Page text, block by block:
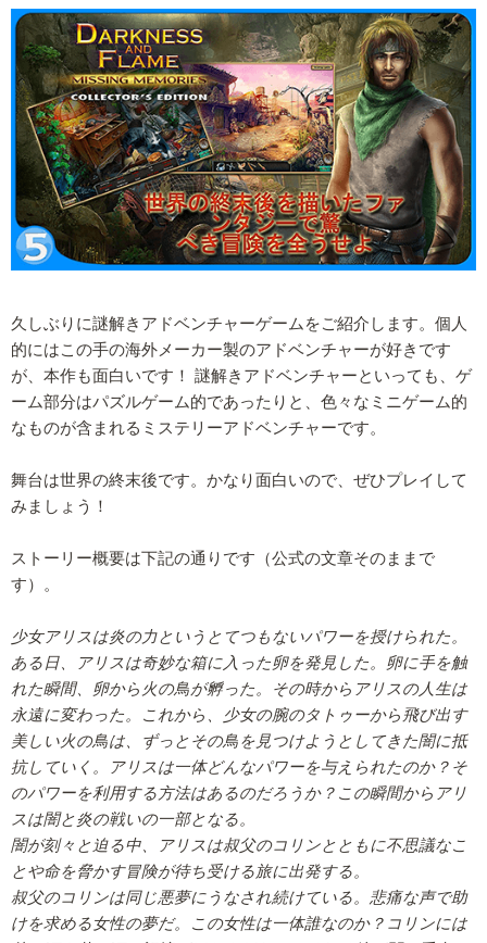
久しぶりに謎解きアドベンチャーゲームをご紹介します。個人
的にはこの手の海外メーカー製のアドベンチャーが好きです
が、本作も面白いです！ 謎解きアドベンチャーといっても、ゲ
ーム部分はパズルゲーム的であったりと、色々なミニゲーム的
なものが含まれるミステリーアドベンチャーです。
舞台は世界の終末後です。かなり面白いので、ぜひプレイして
みましょう！
ストーリー概要は下記の通りです（公式の文章そのままで
す）。
少女アリスは炎の力というとてつもないパワーを授けられた。
ある日、アリスは奇妙な箱に入った卵を発見した。卵に手を触
れた瞬間、卵から火の鳥が孵った。その時からアリスの人生は
永遠に変わった。これから、少女の腕のタトゥーから飛び出す
美しい火の鳥は、ずっとその鳥を見つけようとしてきた闇に抵
抗していく。アリスは一体どんなパワーを与えられたのか？そ
のパワーを利用する方法はあるのだろうか？この瞬間からアリ
スは闇と炎の戦いの一部となる。
闇が刻々と迫る中、アリスは叔父のコリンとともに不思議なこ
とや命を脅かす冒険が待ち受ける旅に出発する。
叔父のコリンは同じ悪夢にうなされ続けている。悲痛な声で助
けを求める女性の夢だ。この女性は一体誰なのか？コリンには